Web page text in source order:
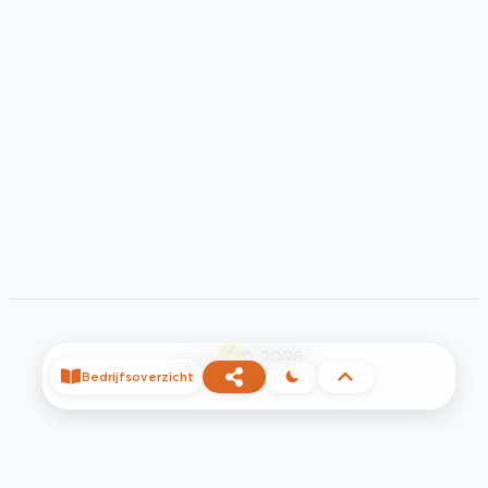
© 2026
Bedrijfsoverzicht